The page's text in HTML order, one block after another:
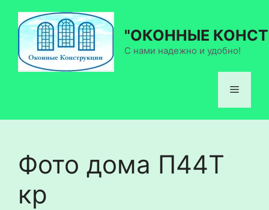
содержимому
"ОКОННЫЕ
С нами надежно и удобно!
Меню
Фото дома П44Т
кр